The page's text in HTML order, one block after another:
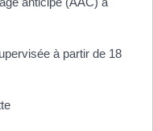
à partir de 18